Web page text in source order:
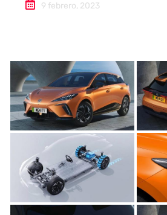
9 febrero, 2023
Autoanalítica IA
Estoy aquí para encontrar lo que
buscando? "Este asistente con IA